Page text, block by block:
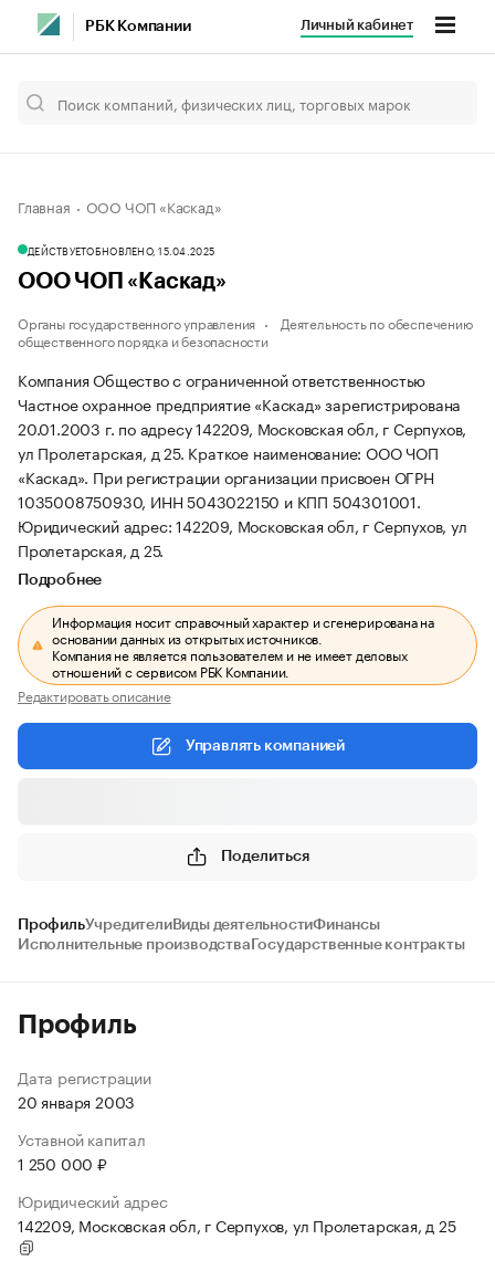
РБК Компании Личный кабинет
Главная ООО ЧОП «Каскад»
ДЕЙСТВУЕТОБНОВЛЕНО, 15.04.2025
ООО ЧОП «Каскад»
Органы государственного управления
Деятельность по обеспечению
общественного порядка и безопасности
Компания Общество с ограниченной ответственностью
Частное охранное предприятие «Каскад» зарегистрирована
20.01.2003 г. по адресу 142209, Московская обл, г Серпухов,
ул Пролетарская, д 25. Краткое наименование: ООО ЧОП
«Каскад». При регистрации организации присвоен ОГРН
1035008750930, ИНН 5043022150 и КПП 504301001.
Юридический адрес: 142209, Московская обл, г Серпухов, ул
Пролетарская, д 25.
Подробнее
Информация носит справочный характер и сгенерирована на
основании данных из открытых источников.
Компания не является пользователем и не имеет деловых
отношений с сервисом РБК Компании.
Редактировать описание
Управлять компанией
Поделиться
ПрофильУчредителиВиды деятельностиФинансы
Исполнительные производства Государственные контракты
Профиль
Дата регистрации
20 января 2003
Уставной капитал
1 250 000 ₽
Юридический адрес
142209, Московская обл, г Серпухов, ул Пролетарская, д 25